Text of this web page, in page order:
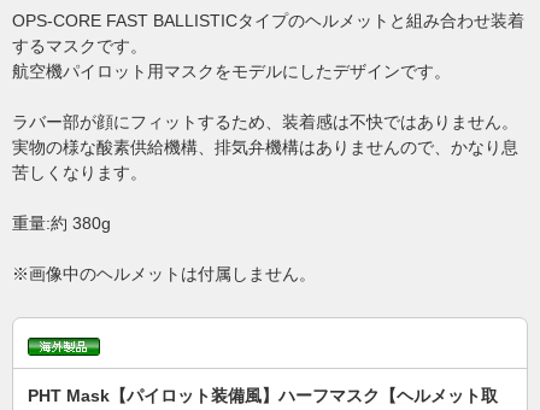
OPS-CORE FAST BALLISTICタイプのヘルメットと組み合わせ装着
するマスクです。
航空機パイロット用マスクをモデルにしたデザインです。
ラバー部が顔にフィットするため、装着感は不快ではありません。
実物の様な酸素供給機構、排気弁機構はありませんので、かなり息
苦しくなります。
重量:約 380g
※画像中のヘルメットは付属しません。
PHT Mask【パイロット装備風】ハーフマスク【ヘルメット取